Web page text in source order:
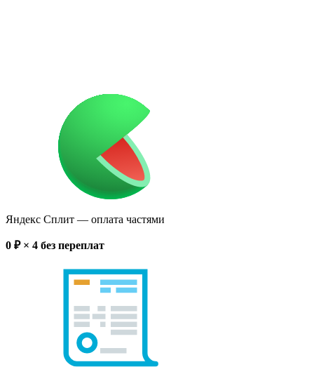
Яндекс Сплит — оплата частями
0 ₽ × 4 без переплат